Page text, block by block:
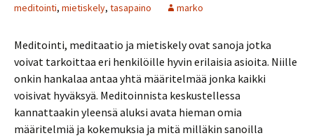
meditointi, mietiskely, tasapaino marko
Meditointi, meditaatio ja mietiskely ovat sanoja jotka
voivat tarkoittaa eri henkilöille hyvin erilaisia asioita. Niille
onkin hankalaa antaa yhtä määritelmää jonka kaikki
voisivat hyväksyä. Meditoinnista keskustellessa
kannattaakin yleensä aluksi avata hieman omia
määritelmiä ja kokemuksia ja mitä milläkin sanoilla